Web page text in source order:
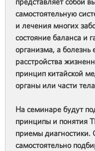
самостоятельную
и лечения многих
состояние баланса и
организма, а болезнь
расстройства
принцип китайской
органы или части
На семинаре будут
принципы и понятия
приемы диагностики.
самостоятельно